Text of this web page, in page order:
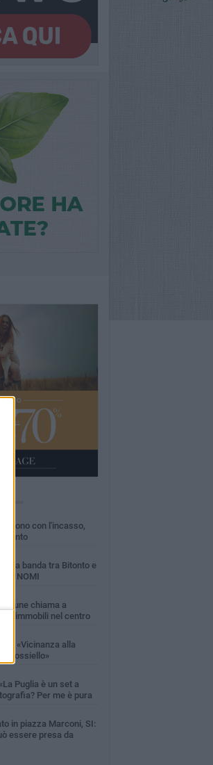
con l'incasso,
la banda tra Bitonto e
I NOMI
chiama a
di immobili nel centro
«Vicinanza alla
Rossiello»
Puglia è un set a
Per me è pura
in piazza Marconi, SI:
essere presa da